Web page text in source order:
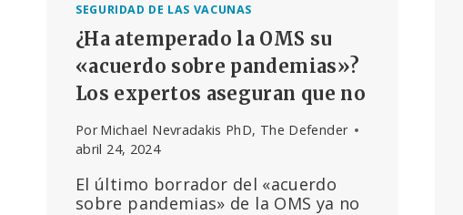
SEGURIDAD DE LAS VACUNAS
¿Ha atemperado la OMS su
«acuerdo sobre pandemias»?
Los expertos aseguran que no
Por Michael Nevradakis PhD, The Defender
abril 24, 2024
El último borrador del «acuerdo
sobre pandemias» de la OMS ya no